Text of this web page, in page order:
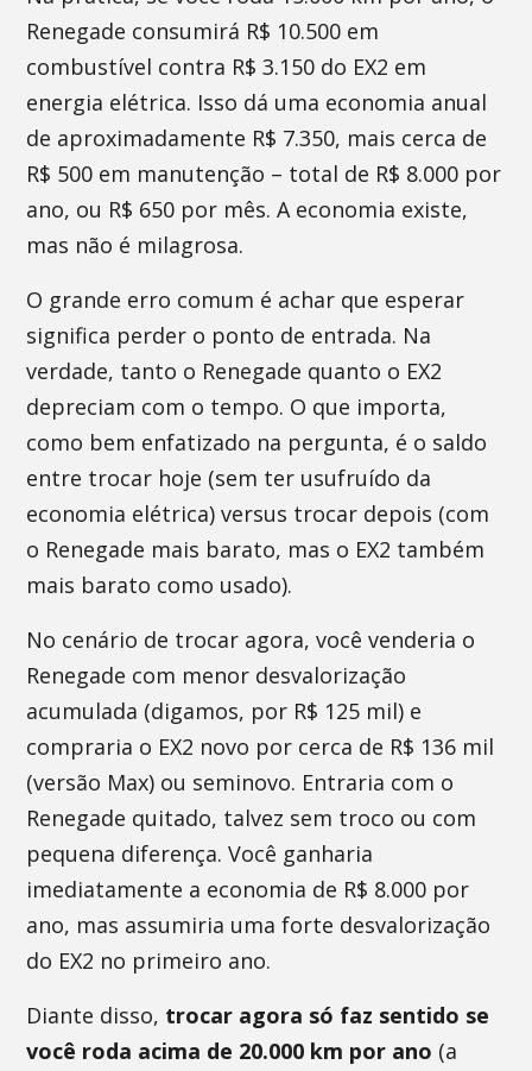
Renegade consumirá R$ 10.500 em
combustível contra R$ 3.150 do EX2 em
energia elétrica. Isso dá uma economia anual
de aproximadamente R$ 7.350, mais cerca de
R$ 500 em manutenção – total de R$ 8.000 por
ano, ou R$ 650 por mês. A economia existe,
mas não é milagrosa.
O grande erro comum é achar que esperar
significa perder o ponto de entrada. Na
verdade, tanto o Renegade quanto o EX2
depreciam com o tempo. O que importa,
como bem enfatizado na pergunta, é o saldo
entre trocar hoje (sem ter usufruído da
economia elétrica) versus trocar depois (com
o Renegade mais barato, mas o EX2 também
mais barato como usado).
No cenário de trocar agora, você venderia o
Renegade com menor desvalorização
acumulada (digamos, por R$ 125 mil) e
compraria o EX2 novo por cerca de R$ 136 mil
(versão Max) ou seminovo. Entraria com o
Renegade quitado, talvez sem troco ou com
pequena diferença. Você ganharia
imediatamente a economia de R$ 8.000 por
ano, mas assumiria uma forte desvalorização
do EX2 no primeiro ano.
Diante disso, trocar agora só faz sentido se
você roda acima de 20.000 km por ano (a